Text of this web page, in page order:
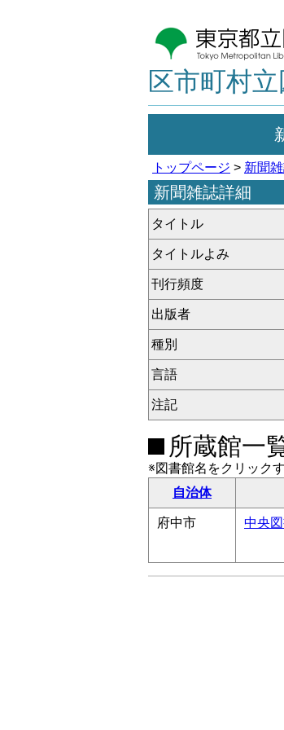
区市町村
トップページ > 新聞
新聞雑誌詳細
タイトル
タイトルよみ
刊行頻度
出版者
種別
言語
注記
所蔵館一
※図書館名をクリック
自治体
府中市 中央